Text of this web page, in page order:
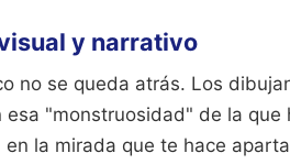
y narrativo
no se queda atrás. Los
esa "monstruosidad" de la
la mirada que te hace